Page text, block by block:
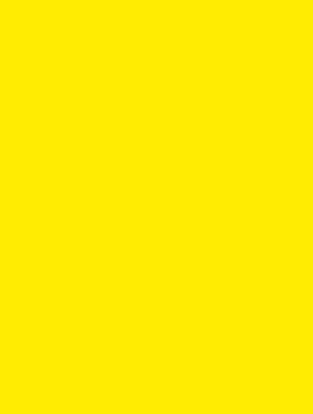
Lokale teams worden effectiever
De Associatie voor Wijkteams en
Kwaliteitskader